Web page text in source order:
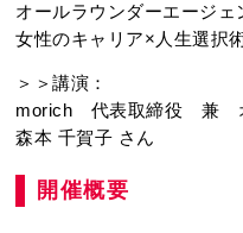
オールラウンダーエージェ
女性のキャリア×人生選択
＞＞講演：
morich 代表取締役 兼 オ
森本 千賀子 さん
開催概要